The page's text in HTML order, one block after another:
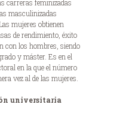
carreras feminizadas
masculinizadas
mujeres obtienen
de rendimiento, éxito
con los hombres, siendo
y máster. Es en el
en la que el número
vez al de las mujeres.
universitaria